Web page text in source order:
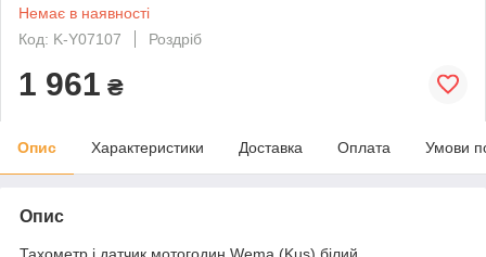
Немає в наявності
Код: K-Y07107
Роздріб
1 961 ₴
Опис Характеристики Доставка Оплата Умови
Опис
Тахометр і датчик мотогодин Wema (Kus) білий